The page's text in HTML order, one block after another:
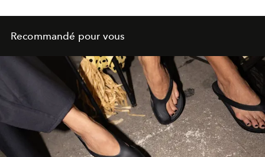
Recommandé pour vous